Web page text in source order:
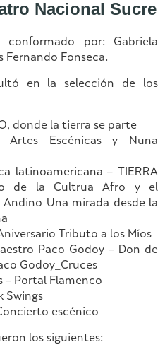
Nacional Sucre
por: Gabriela
Fernando Fonseca.
en la selección de los
donde la tierra se parte
Artes Escénicas y Nuna
latinoamericana – TIERRA
de la Cultrua Afro y el
Una mirada desde la
Tributo a los Míos
Paco Godoy – Don de
Godoy_Cruces
– Portal Flamenco
Swings
escénico
los siguientes: